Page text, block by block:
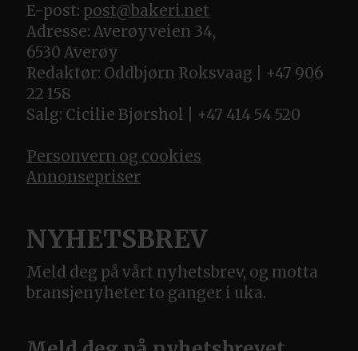
E-post: post@bakeri.net
Adresse: Averøyveien 34,
6530 Averøy
Redaktør: Oddbjørn Roksvaag | +47 906
22 158
Salg: Cicilie Bjørshol | +47 414 54 520
Personvern og cookies
Annonsepriser
NYHETSBREV
Meld deg på vårt nyhetsbrev, og motta
bransjenyheter to ganger i uka.